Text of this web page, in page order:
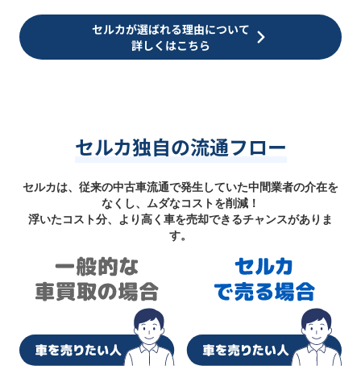
セルカが選ばれる理由について
詳しくはこちら
セルカ独自の流通フロー
セルカは、従来の中古車流通で発生していた中間業者の介在を
なくし、ムダなコストを削減！
浮いたコスト分、より高く車を売却できるチャンスがありま
す。